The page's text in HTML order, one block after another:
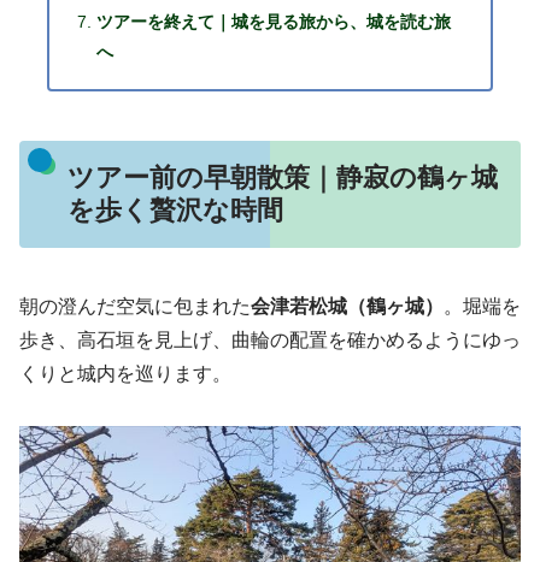
ツアーを終えて｜城を見る旅から、城を読む旅
へ
ツアー前の早朝散策｜静寂の鶴ヶ城
を歩く贅沢な時間
朝の澄んだ空気に包まれた会津若松城（鶴ヶ城） 。堀端を
歩き、高石垣を見上げ、曲輪の配置を確かめるようにゆっ
くりと城内を巡ります。